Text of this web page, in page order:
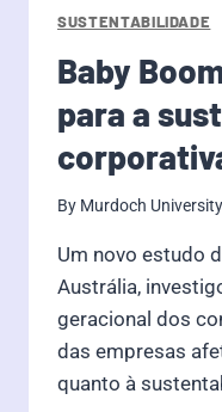
SUSTENTABILIDADE
Baby
para a
By Murdoch University
Um novo estudo
Austrália,
geracional dos
das empresas
quanto à